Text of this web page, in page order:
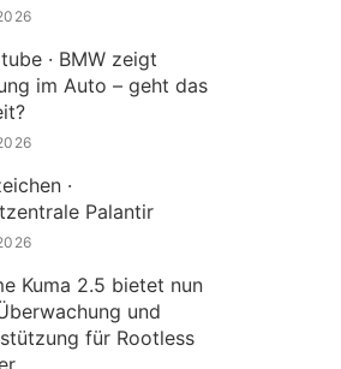
· BMW zeigt
im Auto – geht das
·
Palantir
Kuma 2.5 bietet nun
und
für Rootless